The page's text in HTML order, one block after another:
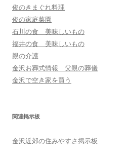
俊のきまぐれ料理
俊の家庭菜園
石川の食 美味しいもの
福井の食 美味しいもの
親の介護
金沢お葬式情報 父親の葬儀
金沢で空き家を買う
関連掲示板
金沢近郊の住みやすさ掲示板